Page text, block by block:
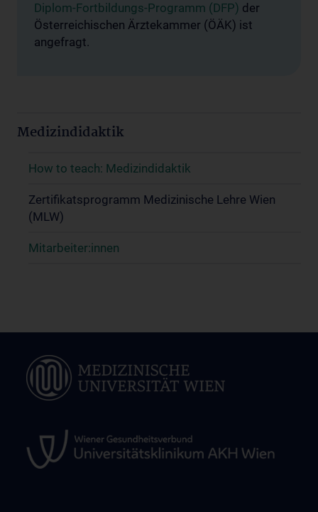
Diplom-Fortbildungs-Programm (DFP) der
Österreichischen Ärztekammer (ÖÄK) ist
angefragt.
Medizindidaktik
How to teach: Medizindidaktik
Zertifikatsprogramm Medizinische Lehre Wien
(MLW)
Mitarbeiter:innen